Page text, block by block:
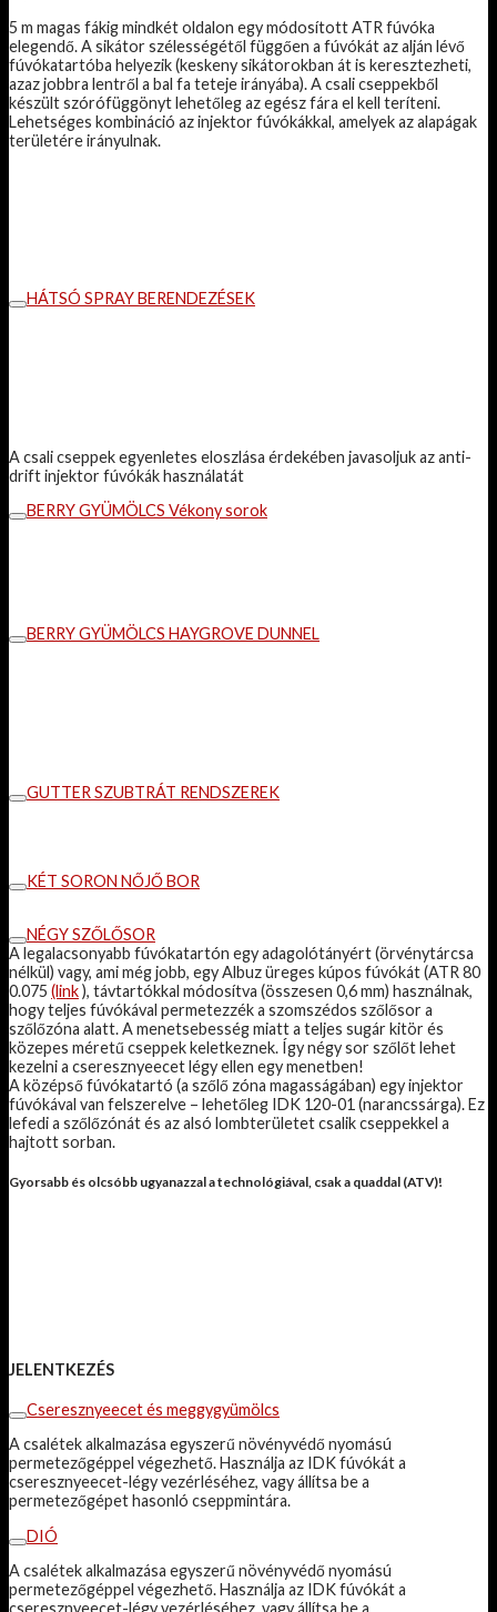
5 m magas fákig mindkét oldalon egy módosított ATR fúvóka
elegendő. A sikátor szélességétől függően a fúvókát az alján lévő
fúvókatartóba helyezik (keskeny sikátorokban át is keresztezheti,
azaz jobbra lentről a bal fa teteje irányába). A csali cseppekből
készült szórófüggönyt lehetőleg az egész fára el kell teríteni.
Lehetséges kombináció az injektor fúvókákkal, amelyek az alapágak
területére irányulnak.
HÁTSÓ SPRAY BERENDEZÉSEK
A csali cseppek egyenletes eloszlása ​​érdekében javasoljuk az anti-
drift injektor fúvókák használatát
BERRY GYÜMÖLCS Vékony sorok
BERRY GYÜMÖLCS HAYGROVE DUNNEL
GUTTER SZUBTRÁT RENDSZEREK
KÉT SORON NŐJŐ BOR
NÉGY SZŐLŐSOR
A legalacsonyabb fúvókatartón egy adagolótányért (örvénytárcsa
nélkül) vagy, ami még jobb, egy Albuz üreges kúpos fúvókát (ATR 80
0.075 (link), távtartókkal módosítva (összesen 0,6 mm) használnak,
hogy teljes fúvókával permetezzék a szomszédos szőlősor a
szőlőzóna alatt. A menetsebesség miatt a teljes sugár kitör és
közepes méretű cseppek keletkeznek. Így négy sor szőlőt lehet
kezelni a cseresznyeecet légy ellen egy menetben!
A középső fúvókatartó (a szőlő zóna magasságában) egy injektor
fúvókával van felszerelve – lehetőleg IDK 120-01 (narancssárga). Ez
lefedi a szőlőzónát és az alsó lombterületet csalik cseppekkel a
hajtott sorban.
Gyorsabb és olcsóbb ugyanazzal a technológiával, csak a quaddal (ATV)!
JELENTKEZÉS
Cseresznyeecet és meggygyümölcs
A csalétek alkalmazása egyszerű növényvédő nyomású
permetezőgéppel végezhető. Használja az IDK fúvókát a
cseresznyeecet-légy vezérléséhez, vagy állítsa be a
permetezőgépet hasonló cseppmintára.
DIÓ
A csalétek alkalmazása egyszerű növényvédő nyomású
permetezőgéppel végezhető. Használja az IDK fúvókát a